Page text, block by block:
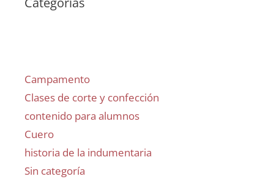
Campamento
Clases de corte y confección
contenido para alumnos
Cuero
historia de la indumentaria
Sin categoría